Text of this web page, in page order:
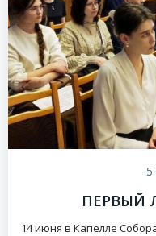
ПЕРВЫЙ
14 июня в Капелле